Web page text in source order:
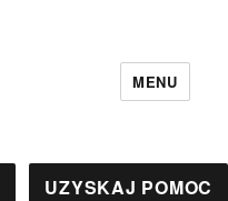
MENU
UZYSKAJ POMOC